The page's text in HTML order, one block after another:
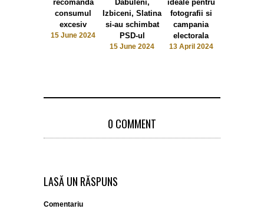
recomanda
consumul
excesiv
15 June 2024
Dabuleni,
Izbiceni, Slatina
si-au schimbat
PSD-ul
15 June 2024
ideale pentru
fotografii si
campania
electorala
13 April 2024
0 COMMENT
LASĂ UN RĂSPUNS
Comentariu